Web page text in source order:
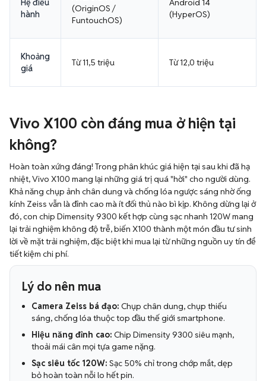
Hệ điều
hành
(OriginOS /
FuntouchOS)
Android 14
(HyperOS)
Khoảng
giá
Từ 11,5 triệu Từ 12,0 triệu
Vivo X100 còn đáng mua ở hiện tại
không?
Hoàn toàn xứng đáng! Trong phân khúc giá hiện tại sau khi đã hạ
nhiệt, Vivo X100 mang lại những giá trị quá "hời" cho người dùng.
Khả năng chụp ảnh chân dung và chống lóa ngược sáng nhờ ống
kính Zeiss vẫn là đỉnh cao mà ít đối thủ nào bì kịp. Không dừng lại ở
đó, con chip Dimensity 9300 kết hợp cùng sạc nhanh 120W mang
lại trải nghiệm không độ trễ, biến X100 thành một món đầu tư sinh
lời về mặt trải nghiệm, đặc biệt khi mua lại từ những nguồn uy tín để
tiết kiệm chi phí.
Lý do nên mua
Camera Zeiss bá đạo: Chụp chân dung, chụp thiếu
sáng, chống lóa thuộc top đầu thế giới smartphone.
Hiệu năng đỉnh cao: Chip Dimensity 9300 siêu mạnh,
thoải mái cân mọi tựa game nặng.
Sạc siêu tốc 120W: Sạc 50% chỉ trong chớp mắt, dẹp
bỏ hoàn toàn nỗi lo hết pin.